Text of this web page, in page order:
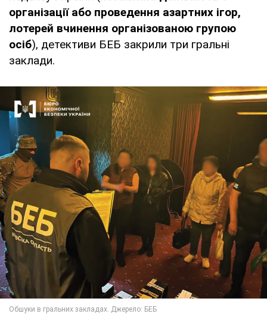
організації або проведення азартних ігор,
лотерей вчинення організованою групою
осіб), детективи БЕБ закрили три гральні
заклади.